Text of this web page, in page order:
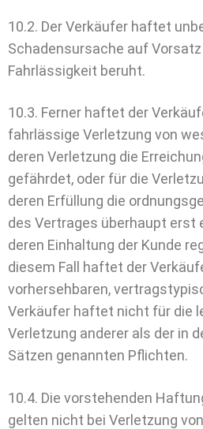
10.2. Der Verkäufer haftet
Schadensursache auf
Fahrlässigkeit beruht.
10.3. Ferner haftet der
fahrlässige Verletzung von
deren Verletzung die
gefährdet, oder für die
deren Erfüllung die
des Vertrages überhaupt erst
deren Einhaltung der Kunde
diesem Fall haftet der
vorhersehbaren,
Verkäufer haftet nicht für die
Verletzung anderer als der in
Sätzen genannten Pflichten.
10.4. Die vorstehenden
gelten nicht bei Verletzung